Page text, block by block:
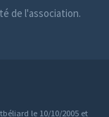
de l'association.
le 10/10/2005 et